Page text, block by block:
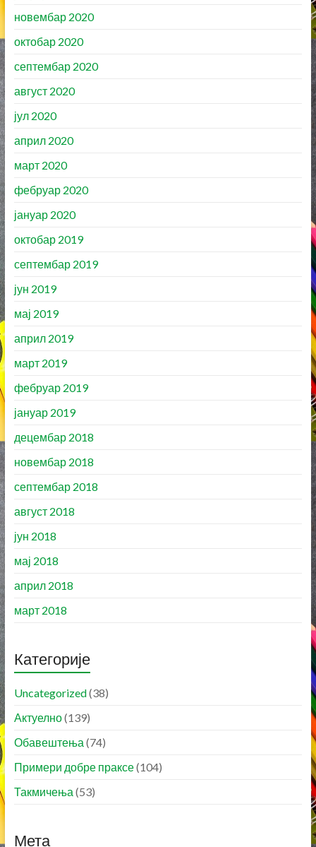
новембар 2020
октобар 2020
септембар 2020
август 2020
јул 2020
април 2020
март 2020
фебруар 2020
јануар 2020
октобар 2019
септембар 2019
јун 2019
мај 2019
април 2019
март 2019
фебруар 2019
јануар 2019
децембар 2018
новембар 2018
септембар 2018
август 2018
јун 2018
мај 2018
април 2018
март 2018
Категорије
Uncategorized(38)
Актуелно(139)
Обавештења (74)
Примери добре праксе(104)
Такмичења (53)
Мета